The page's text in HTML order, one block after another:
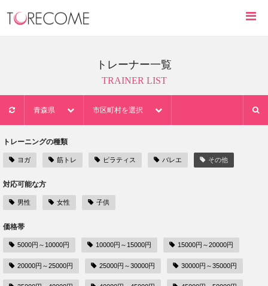
トレーナー一覧
TRAINER LIST
青森県 市区町村を選択
トレーニングの種類
ヨガ 筋トレ ピラティス バレエ その他
対応可能な方
男性 女性 子供
価格帯
5000円～10000円 10000円～15000円 15000円～20000円
20000円～25000円 25000円～30000円 30000円～35000円